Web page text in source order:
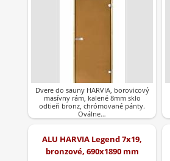
Dvere do sauny HARVIA, borovicový
masívny rám, kalené 8mm sklo
odtieň bronz, chrómované pánty.
Oválne…
ALU HARVIA Legend 7x19,
bronzové, 690x1890 mm